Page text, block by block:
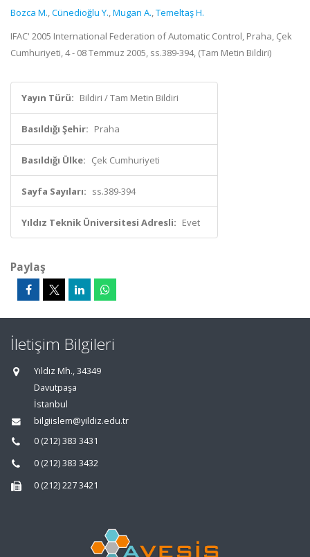
Bozca M.,Cünedioğlu Y.,Mugan A.,Temeltaş H.
IFAC' 2005 International Federation of Automatic Control, Praha, Çek
Cumhuriyeti, 4 - 08 Temmuz 2005, ss.389-394, (Tam Metin Bildiri)
Yayın Türü: Bildiri / Tam Metin Bildiri
Basıldığı Şehir: Praha
Basıldığı Ülke: Çek Cumhuriyeti
Sayfa Sayıları: ss.389-394
Yıldız Teknik Üniversitesi Adresli: Evet
Paylaş
İletişim Bilgileri
Yıldız Mh., 34349
Davutpaşa
İstanbul
bilgiislem@yildiz.edu.tr
0 (212) 383 3431
0 (212) 383 3432
0 (212) 227 3421